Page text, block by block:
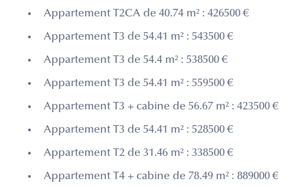
Appartement T2CA de 40.74 m² : 426500 €
Appartement T3 de 54.41 m² : 543500 €
Appartement T3 de 54.4 m² : 538500 €
Appartement T3 de 54.41 m² : 559500 €
Appartement T3 + cabine de 56.67 m² : 423500 €
Appartement T3 de 54.41 m² : 528500 €
Appartement T2 de 31.46 m² : 338500 €
Appartement T4 + cabine de 78.49 m² : 889000 €